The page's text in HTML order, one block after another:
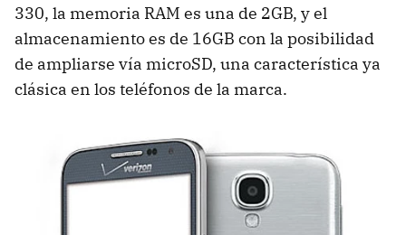
330, la memoria RAM es una de 2GB, y el
almacenamiento es de 16GB con la posibilidad
de ampliarse vía microSD, una característica ya
clásica en los teléfonos de la marca.